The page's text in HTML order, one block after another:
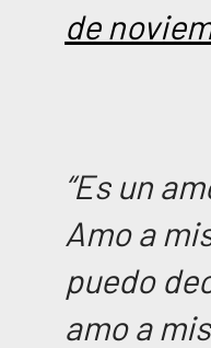
de
“Es un
Amo a
puedo
amo a